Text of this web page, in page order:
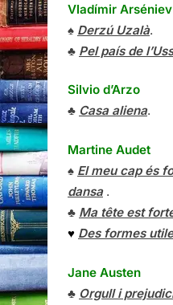
Vladímir Arséniev
♠ Derzú Uzalà.
♣ Pel país de
Silvio d’Arzo
♣ Casa aliena.
Martine Audet
♠ El meu cap és
dansa.
♣ Ma tête est
♥ Des formes
Jane Austen
♣ Orgull i